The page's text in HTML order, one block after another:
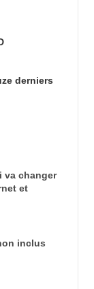
derniers
va changer
et
inclus